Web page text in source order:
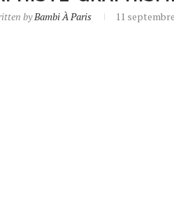
byBambi À Paris 11